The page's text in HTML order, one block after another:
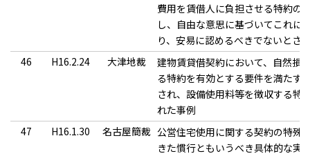
費用を賃借人に負担させる特約の
し、自由な意思に基づいてこれに
り、安易に認めるべきでないとさ
46
H16.2.24 大津地裁
建物賃貸借契約において、自然損
る特約を有効とする要件を満たす
され、設備使用料等を徴収する特
れた事例
47
H16.1.30 名古屋簡裁 公営住宅使用に関する契約の特殊
きた慣行ともいうべき具体的な実